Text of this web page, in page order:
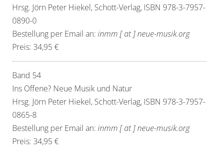
Hrsg. Jörn Peter Hiekel, Schott-Verlag, ISBN 978-3-7957-
0890-0
Bestellung per Email an: inmm [ at ] neue-musik.org
Preis: 34,95 €
Band 54
Ins Offene? Neue Musik und Natur
Hrsg. Jörn Peter Hiekel, Schott-Verlag, ISBN 978-3-7957-
0865-8
Bestellung per Email an: inmm [ at ] neue-musik.org
Preis: 34,95 €